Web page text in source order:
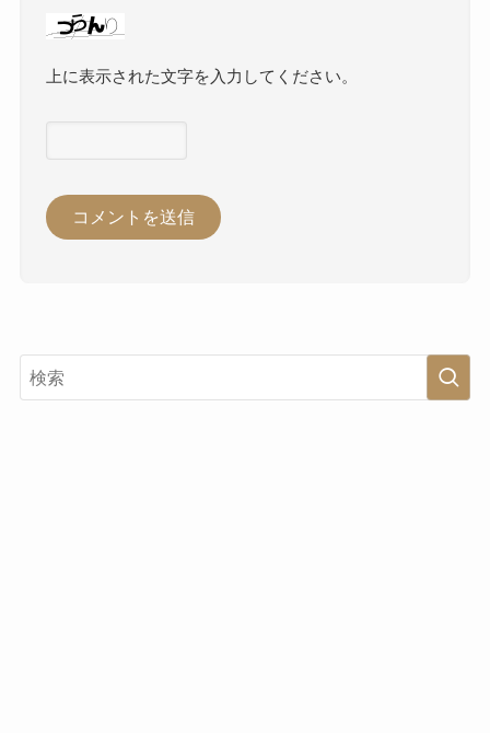
上に表示された文字を入力してください。